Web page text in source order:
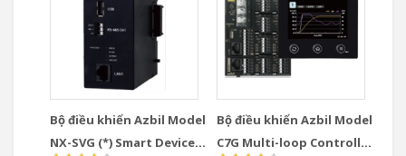
Bộ điều khiển Azbil Model
NX-SVG (*) Smart Device
Bộ điều khiển Azbil Model
C7G Multi-loop Controller